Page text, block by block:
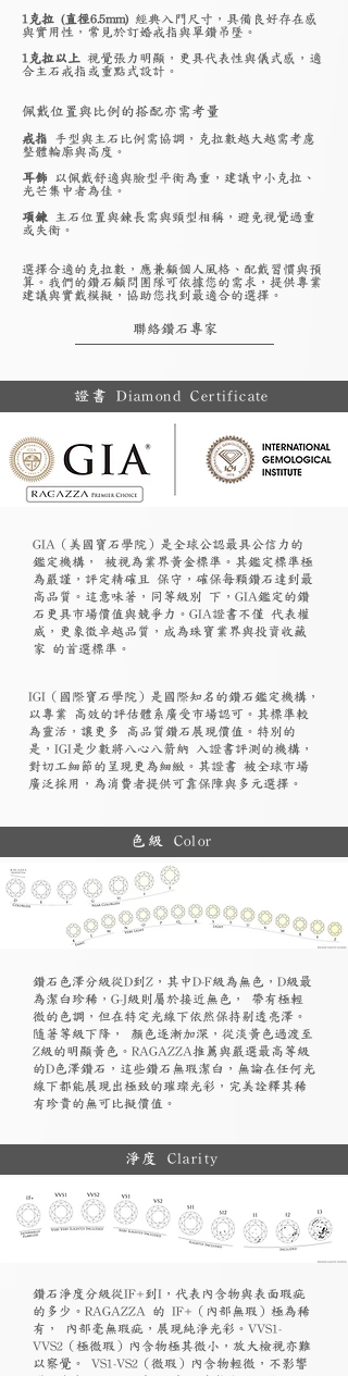
1克拉 (直徑6.5mm) 經典入門尺寸，具備良好存在感
與實用性，常見於訂婚戒指與單鑽吊墜。
1克拉以上 視覺張力明顯，更具代表性與儀式感，適
合主石戒指或重點式設計。
佩戴位置與比例的搭配亦需考量
戒指 手型與主石比例需協調，克拉數越大越需考慮
整體輪廓與高度。
耳飾 以佩戴舒適與臉型平衡為重，建議中小克拉、
光芒集中者為佳。
項鍊 主石位置與鍊長需與頸型相稱，避免視覺過重
或失衡。
選擇合適的克拉數，應兼顧個人風格、配戴習慣與預
算。我們的鑽石顧問團隊可依據您的需求，提供專業
建議與實戴模擬，協助您找到最適合的選擇。
聯絡鑽石專家
證書 Diamond Certificate
GIA（美國寶石學院）是全球公認最具公信力的
鑑定機構， 被視為業界黃金標準。其鑑定標準極
為嚴謹，評定精確且 保守，確保每顆鑽石達到最
高品質。這意味著，同等級別 下，GIA鑑定的鑽
石更具市場價值與競爭力。GIA證書不僅 代表權
威，更象徵卓越品質，成為珠寶業界與投資收藏
家 的首選標準。
​IGI（國際寶石學院）是國際知名的鑽石鑑定機構，
以專業 高效的評估體系廣受市場認可。其標準較
為靈活，讓更多 高品質鑽石展現價值。特別的
是，IGI是少數將八心八箭納 入證書評測的機構，
對切工細節的呈現更為細緻。其證書 被全球市場
廣泛採用，為消費者提供可靠保障與多元選擇。
色級 Color
鑽石色澤分級從D到Z，其中D-F級為無色，D級最
為潔白珍稀，G-J級則屬於接近無色， 帶有極輕
微的色調，但在特定光線下依然保持剔透亮澤。
隨著等級下降， 顏色逐漸加深，從淡黃色過渡至
Z級的明顯黃色。RAGAZZA推薦與嚴選最高等級
的D色澤鑽石，這些鑽石無瑕潔白，無論在任何光
線下都能展現出極致的璀璨光彩，完美詮釋其稀
有珍貴的無可比擬價值。
淨度 Clarity
鑽石淨度分級從IF+到I，代表內含物與表面瑕疵
的多少。RAGAZZA 的 IF+（內部無瑕）極為稀
有， 內部毫無瑕疵，展現純淨光彩。VVS1-
VVS2（極微瑕）內含物極其微小，放大檢視亦難
以察覺。 VS1-VS2（微瑕）內含物輕微，不影響